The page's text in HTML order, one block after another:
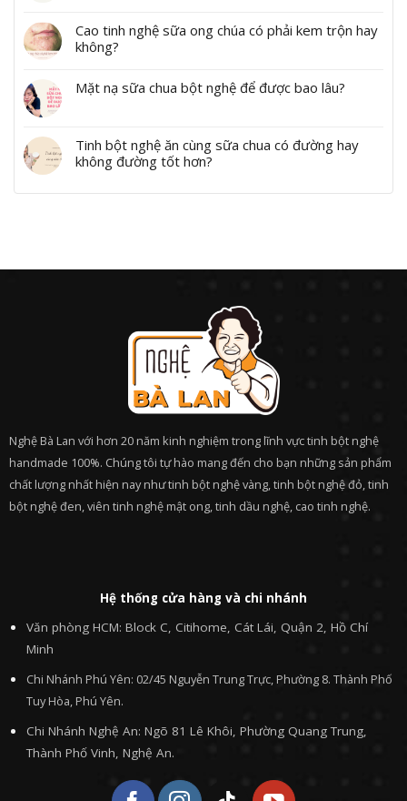
Cao tinh nghệ sữa ong chúa có phải kem trộn hay
không?
Mặt nạ sữa chua bột nghệ để được bao lâu?
Tinh bột nghệ ăn cùng sữa chua có đường hay
không đường tốt hơn?
Nghệ Bà Lan với hơn 20 năm kinh nghiệm trong lĩnh vực tinh bột nghệ
handmade 100%. Chúng tôi tự hào mang đến cho bạn những sản phẩm
chất lượng nhất hiện nay như tinh bột nghệ vàng, tinh bột nghệ đỏ, tinh
bột nghệ đen, viên tinh nghệ mật ong, tinh dầu nghệ, cao tinh nghệ.
Hệ thống cửa hàng và chi nhánh
Văn phòng HCM: Block C, Citihome, Cát Lái, Quận 2, Hồ Chí
Minh
Chi Nhánh Phú Yên: 02/45 Nguyễn Trung Trực, Phường 8. Thành Phố
Tuy Hòa, Phú Yên.
Chi Nhánh Nghệ An: Ngõ 81 Lê Khôi, Phường Quang Trung,
Thành Phố Vinh, Nghệ An.